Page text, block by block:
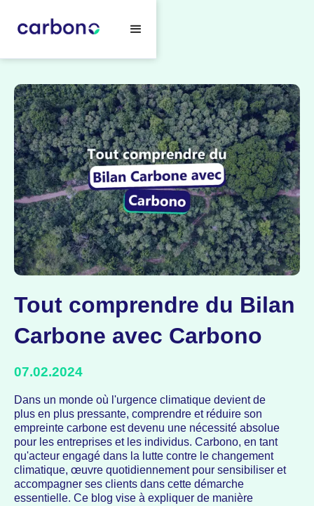
Tout comprendre du Bilan
Carbone avec Carbono
07.02.2024
Dans un monde où l'urgence climatique devient de
plus en plus pressante, comprendre et réduire son
empreinte carbone est devenu une nécessité absolue
pour les entreprises et les individus. Carbono, en tant
qu'acteur engagé dans la lutte contre le changement
climatique, œuvre quotidiennement pour sensibiliser et
accompagner ses clients dans cette démarche
essentielle. Ce blog vise à expliquer de manière